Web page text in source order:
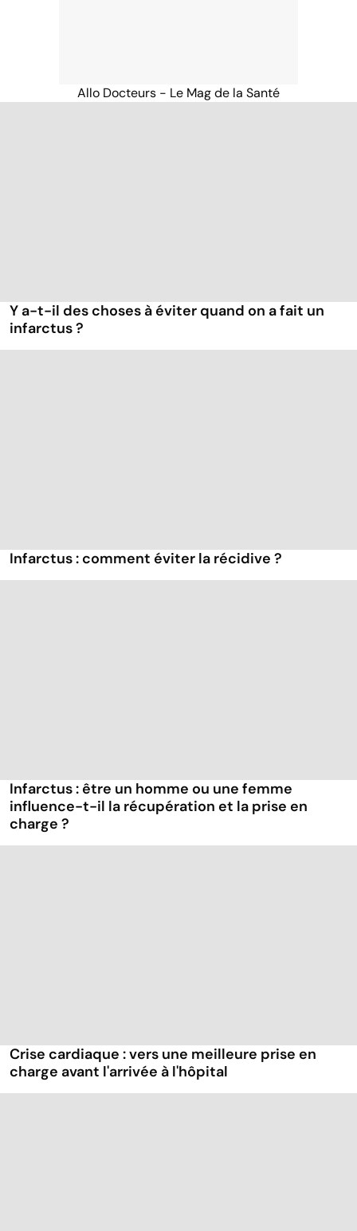
Allo Docteurs - Le Mag de la Santé
Y a-t-il des choses à éviter quand on a fait un
infarctus ?
Infarctus : comment éviter la récidive ?
Infarctus : être un homme ou une femme
influence-t-il la récupération et la prise en
charge ?
Crise cardiaque : vers une meilleure prise en
charge avant l'arrivée à l'hôpital